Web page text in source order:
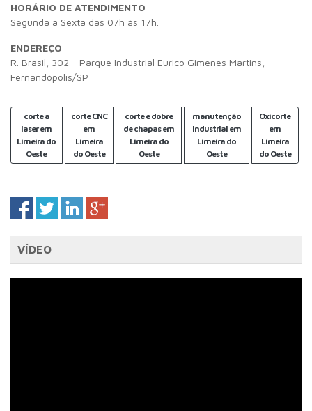
HORÁRIO DE ATENDIMENTO
Segunda a Sexta das 07h às 17h.
ENDEREÇO
R. Brasil, 302 - Parque Industrial Eurico Gimenes Martins,
Fernandópolis/SP
corte a
laser em
Limeira do
Oeste
corte CNC
em
Limeira
do Oeste
corte e dobre
de chapas em
Limeira do
Oeste
manutenção
industrial em
Limeira do
Oeste
Oxicorte
em
Limeira
do Oeste
VÍDEO